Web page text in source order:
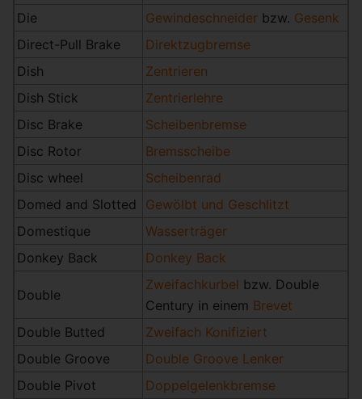
Die
Gewindeschneider bzw. Gesenk
Direct-Pull Brake
Direktzugbremse
Dish
Zentrieren
Dish Stick
Zentrierlehre
Disc Brake
Scheibenbremse
Disc Rotor
Bremsscheibe
Disc wheel
Scheibenrad
Domed and Slotted
Gewölbt und Geschlitzt
Domestique
Wasserträger
Donkey Back
Donkey Back
Double
Zweifachkurbel bzw. Double
Century in einem Brevet
Double Butted
Zweifach Konifiziert
Double Groove
Double Groove Lenker
Double Pivot
Doppelgelenkbremse